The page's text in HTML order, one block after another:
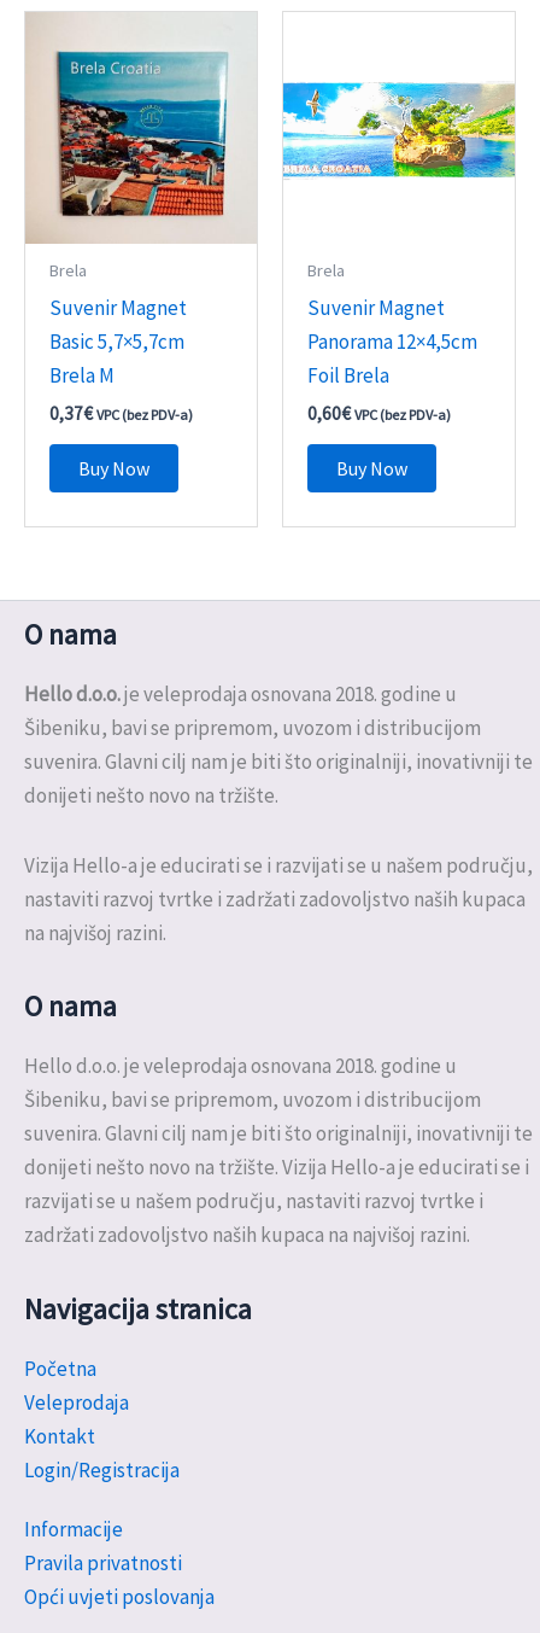
Brela
Suvenir Magnet
Basic 5,7×5,7cm
Brela M
0,37€ VPC (bez PDV-a)
Buy Now
Brela
Suvenir Magnet
Panorama 12×4,5cm
Foil Brela
0,60€ VPC (bez PDV-a)
Buy Now
O nama
Hello d.o.o.je veleprodaja osnovana 2018. godine u
Šibeniku, bavi se pripremom, uvozom i distribucijom
suvenira. Glavni cilj nam je biti što originalniji, inovativniji te
donijeti nešto novo na tržište.
Vizija Hello-a je educirati se i razvijati se u našem području,
nastaviti razvoj tvrtke i zadržati zadovoljstvo naših kupaca
na najvišoj razini.
O nama
Hello d.o.o. je veleprodaja osnovana 2018. godine u
Šibeniku, bavi se pripremom, uvozom i distribucijom
suvenira. Glavni cilj nam je biti što originalniji, inovativniji te
donijeti nešto novo na tržište. Vizija Hello-a je educirati se i
razvijati se u našem području, nastaviti razvoj tvrtke i
zadržati zadovoljstvo naših kupaca na najvišoj razini.
Navigacija stranica
Početna
Veleprodaja
Kontakt
Login/Registracija
Informacije
Pravila privatnosti
Opći uvjeti poslovanja